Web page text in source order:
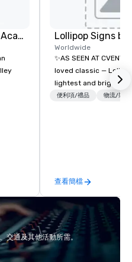
Silicon Valley Executive Academy
to
Worldwide
✨AS SEEN AT CVENT
loved classic —
lightest and brightest
world • Open Seats in
information, or send
we will create an
presentation
便利項/禮品 物流/裝飾
查看簡檔
交通及其他活動所需。